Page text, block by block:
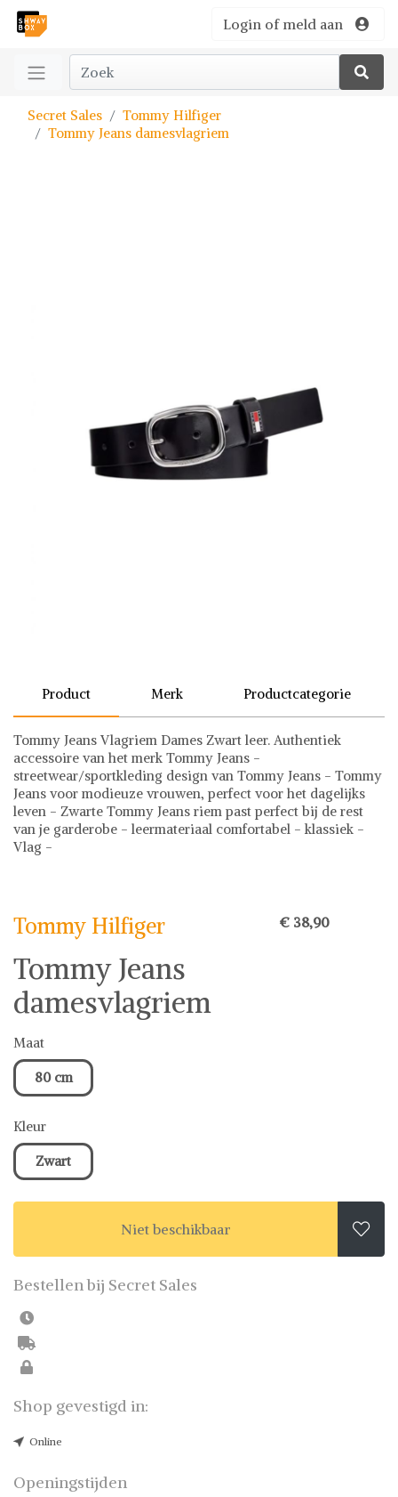
Login of meld aan
Secret Sales
Tommy Hilfiger
Tommy Jeans damesvlagriem
Product Merk Productcategorie
Tommy Jeans Vlagriem Dames Zwart leer. Authentiek
accessoire van het merk Tommy Jeans -
streetwear/sportkleding design van Tommy Jeans - Tommy
Jeans voor modieuze vrouwen, perfect voor het dagelijks
leven - Zwarte Tommy Jeans riem past perfect bij de rest
van je garderobe - leermateriaal comfortabel - klassiek -
Vlag -
stel jouw fashion wish-list samen. Veilig online shoppen.
Tommy Hilfiger € 38,90
Tommy Jeans
damesvlagriem
Maat
80 cm
Kleur
Zwart
Niet beschikbaar 
Bestellen bij Secret Sales
Shop gevestigd in:
Online
Openingstijden